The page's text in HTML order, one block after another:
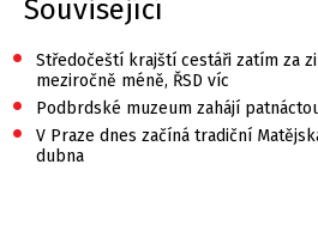
Související
•
Středočeští krajští cestáři zatím za
meziročně méně, ŘSD víc
• Podbrdské muzeum zahájí
•
V Praze dnes začíná tradiční
dubna